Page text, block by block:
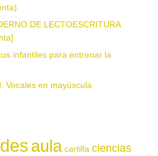
DE LECTOESCRITURA
infantiles para entrenar la
Vocales en mayúscula
aula cartilla ciencias